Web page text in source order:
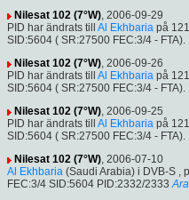
Nilesat 102 (7°W), 2006-09-29
PID har ändrats till Al Ekhbaria på
SID:5604 ( SR:27500 FEC:3/4 - FTA).
Nilesat 102 (7°W), 2006-09-26
PID har ändrats till Al Ekhbaria på
SID:5604 ( SR:27500 FEC:3/4 - FTA).
Nilesat 102 (7°W), 2006-09-25
PID har ändrats till Al Ekhbaria på
SID:5604 ( SR:27500 FEC:3/4 - FTA).
Nilesat 102 (7°W), 2006-07-10
Al Ekhbaria (Saudi Arabia) i DVB-S ,
FEC:3/4 SID:5604 PID:2332/2333